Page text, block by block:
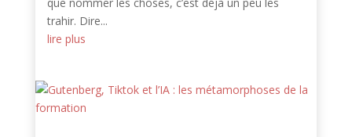
trahir. Dire...
lire plus